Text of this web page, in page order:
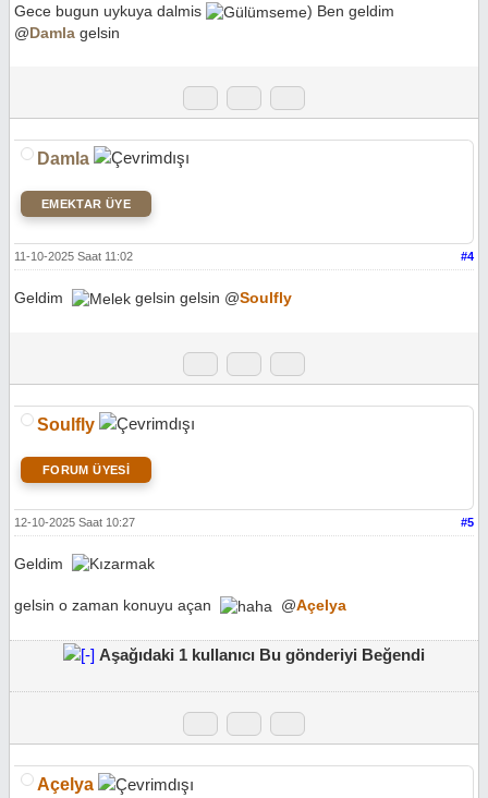
Gece bugun uykuya dalmis
) Ben geldim
@Damla gelsin
Damla
EMEKTAR ÜYE
#4
11-10-2025 Saat 11:02
Geldim gelsin gelsin @Soulfly
Soulfly
FORUM ÜYESİ
#5
12-10-2025 Saat 10:27
Geldim
gelsin o zaman konuyu açan @Açelya
Aşağıdaki 1 kullanıcı Bu gönderiyi Beğendi
Açelya